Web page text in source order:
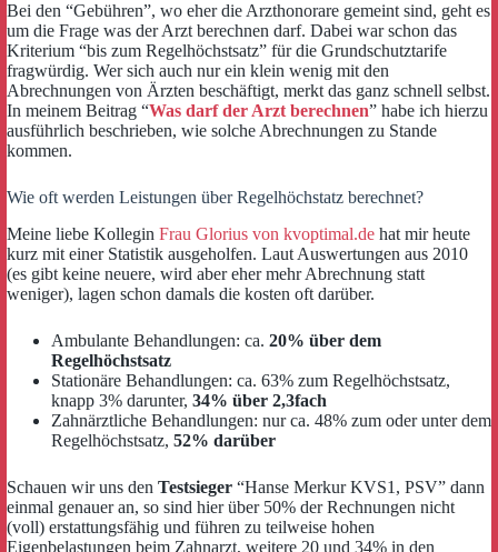
Bei den “Gebühren”, wo eher die Arzthonorare gemeint sind, geht es
um die Frage was der Arzt berechnen darf. Dabei war schon das
Kriterium “bis zum Regelhöchstsatz” für die Grundschutztarife
fragwürdig. Wer sich auch nur ein klein wenig mit den
Abrechnungen von Ärzten beschäftigt, merkt das ganz schnell selbst.
In meinem Beitrag “Was darf der Arzt berechnen” habe ich hierzu
ausführlich beschrieben, wie solche Abrechnungen zu Stande
kommen.
Wie oft werden Leistungen über Regelhöchstatz berechnet?
Meine liebe Kollegin Frau Glorius von kvoptimal.de hat mir heute
kurz mit einer Statistik ausgeholfen. Laut Auswertungen aus 2010
(es gibt keine neuere, wird aber eher mehr Abrechnung statt
weniger), lagen schon damals die kosten oft darüber.
Ambulante Behandlungen: ca. 20% über dem
Regelhöchstsatz
Stationäre Behandlungen: ca. 63% zum Regelhöchstsatz,
knapp 3% darunter, 34% über 2,3fach
Zahnärztliche Behandlungen: nur ca. 48% zum oder unter dem
Regelhöchstsatz, 52% darüber
Schauen wir uns den Testsieger “Hanse Merkur KVS1, PSV” dann
einmal genauer an, so sind hier über 50% der Rechnungen nicht
(voll) erstattungsfähig und führen zu teilweise hohen
Eigenbelastungen beim Zahnarzt, weitere 20 und 34% in den